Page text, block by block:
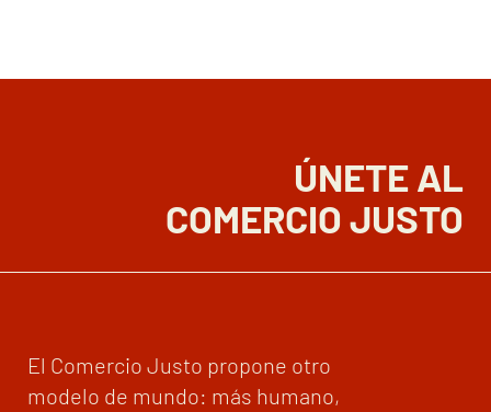
ÚNETE AL
COMERCIO JUSTO
El Comercio Justo propone otro
modelo de mundo: más humano,